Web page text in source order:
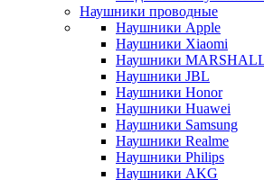
Наушники проводные
Наушники Apple
Наушники Xiaomi
Наушники
Наушники JBL
Наушники Honor
Наушники Huawei
Наушники Samsung
Наушники Realme
Наушники Philips
Наушники AKG